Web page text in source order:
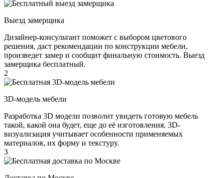
Выезд замерщика
Дизайнер-консультант поможет с выбором цветового
решения, даст рекомендации по конструкции мебели,
произведет замер и сообщит финальную стоимость. Выезд
замерщика бесплатный.
2
3D-модель мебели
Разработка 3D модели позволит увидеть готовую мебель
такой, какой она будет, еще до её изготовления. 3D-
визуализация учитывает особенности применяемых
материалов, их форму и текстуру.
3